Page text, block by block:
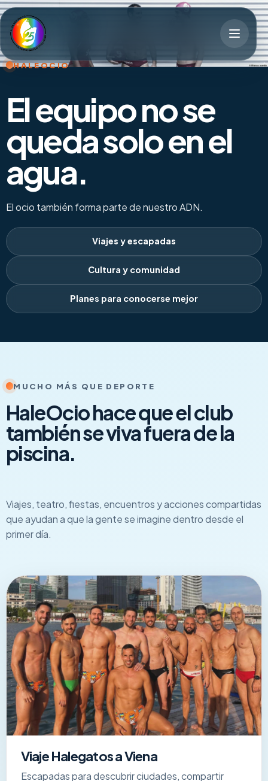
Club Halegatos Abrir
HALEOCIO
El equipo no se
queda solo en el
agua.
El ocio también forma parte de nuestro ADN.
Viajes y escapadas
Cultura y comunidad
Planes para conocerse mejor
MUCHO MÁS QUE DEPORTE
HaleOcio hace que el club
también se viva fuera de la
piscina.
Viajes, teatro, fiestas, encuentros y acciones compartidas
que ayudan a que la gente se imagine dentro desde el
primer día.
Viaje Halegatos a Viena
Escapadas para descubrir ciudades, compartir